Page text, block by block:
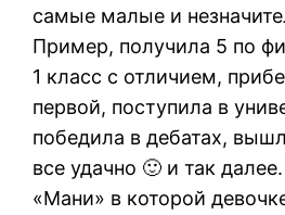
самые малые и
Пример, получила 5 по
1 класс с отличием,
первой, поступила в
победила в дебатах,
все удачно 🙂 и так
«Мани» в которой